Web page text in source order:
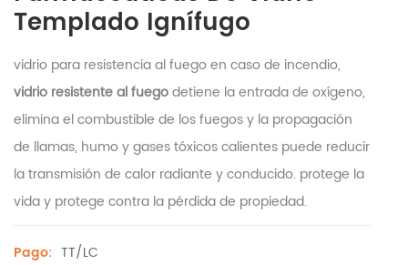
Templado Ignífugo
vidrio para resistencia al fuego en caso de incendio,
vidrio resistente al fuegodetiene la entrada de oxígeno,
elimina el combustible de los fuegos y la propagación
de llamas, humo y gases tóxicos calientes puede reducir
la transmisión de calor radiante y conducido. protege la
vida y protege contra la pérdida de propiedad.
Pago: TT/LC